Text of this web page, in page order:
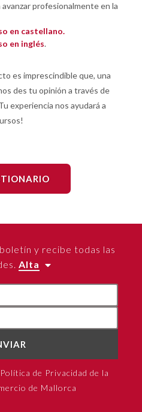
profesionalmente en la
en castellano.
en inglés.
es imprescindible que, una
des tu opinión a través de
experiencia nos ayudará a
y recibe todas las
Alta
de Privacidad de la
de Mallorca